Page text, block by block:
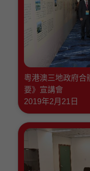
粵港澳三地政府合
要》宣講會
2019年2月21日